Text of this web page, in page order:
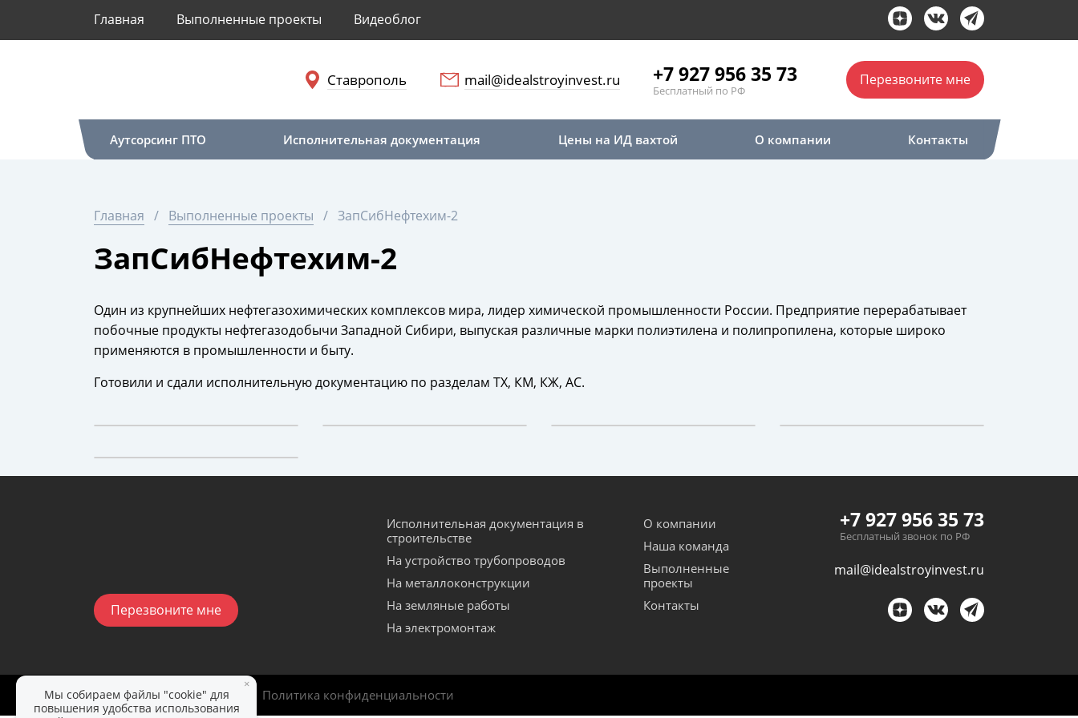
Главная Выполненные проекты Видеоблог
Ставрополь mail@idealstroyinvest.ru +7 927 956 35 73
Бесплатный по РФ
Перезвоните мне
Аутсорсинг ПТО Исполнительная документация Цены на ИД вахтой О компании Контакты
Главная Выполненные проекты ЗапСибНефтехим-2
ЗапСибНефтехим-2
Один из крупнейших нефтегазохимических комплексов мира, лидер химической промышленности России. Предприятие перерабатывает
побочные продукты нефтегазодобычи Западной Сибири, выпуская различные марки полиэтилена и полипропилена, которые широко
применяются в промышленности и быту.
Готовили и сдали исполнительную документацию по разделам ТХ, КМ, КЖ, АС.
Перезвоните мне
Исполнительная документация в
строительстве
На устройство трубопроводов
На металлоконструкции
На земляные работы
На электромонтаж
О компании
Наша команда
Выполненные
проекты
Контакты
+7 927 956 35 73
Бесплатный звонок по РФ
mail@idealstroyinvest.ru
ИдеалСтройИнвест | 2025 Политика конфиденциальности
×
Мы собираем файлы "cookie" для
повышения удобства использования